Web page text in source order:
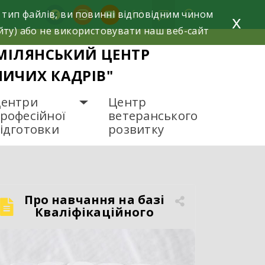
facebookinstagramyoutube
ЦЕНТР
КАДРІВ"
Центр
ветеранського
розвитку
Про навчання на базі
Кваліфікаційного
центру
файлів, ви повинні відповідним чином
або не використовувати наш веб-сайт
x